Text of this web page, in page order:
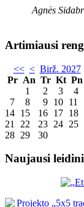
Agnės
Artimiausi
<< < Birž. 2027
Pr An Tr Kt Pn
1
2 3 4
7
8 9 10 11
14 15 16 17 18
21
22 23 24 25
28 29 30
Naujausi